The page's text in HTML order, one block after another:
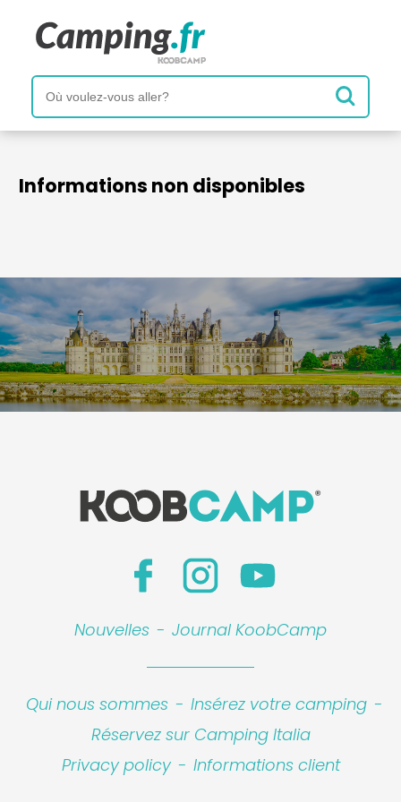
Informations non disponibles
Nouvelles - Journal KoobCamp
Qui nous sommes - Insérez votre camping -
Réservez sur Camping Italia
Privacy policy - Informations client